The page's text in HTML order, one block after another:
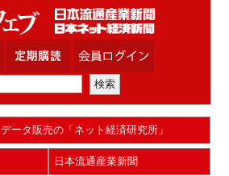
データ販売の「ネット経済研究所」
日本流通産業新聞